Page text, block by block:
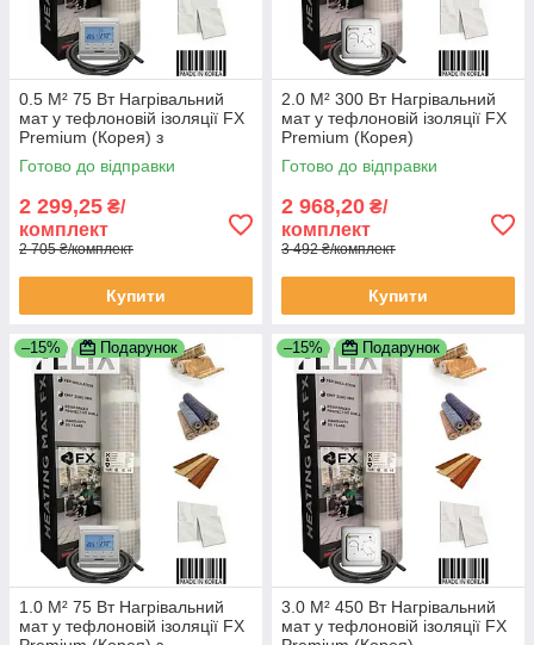
0.5 М² 75 Вт Нагрівальний
мат у тефлоновій ізоляції FX
Premium (Корея) з
програматором
Готово до відправки
2 299,25 ₴/
комплект
2 705 ₴/комплект
Купити
2.0 М² 300 Вт Нагрівальний
мат у тефлоновій ізоляції FX
Premium (Корея)
Готово до відправки
2 968,20 ₴/
комплект
3 492 ₴/комплект
Купити
–15% Подарунок
1.0 М² 75 Вт Нагрівальний
мат у тефлоновій ізоляції FX
–15% Подарунок
3.0 М² 450 Вт Нагрівальний
мат у тефлоновій ізоляції FX